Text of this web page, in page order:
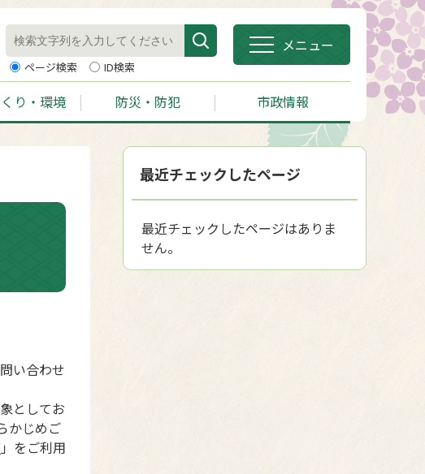
ページ検索 ID検索
メニュー
り・環境 防災・防犯 市政情報
い合わせ
としてお
かじめご
」をご利用
最近チェックしたページ
最近チェックしたページはありま
せん。